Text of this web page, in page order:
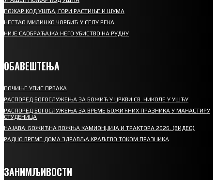
ПОЖАР КОД УШЋА, ГОРИ РАСТИЊЕ И ШУМА
НЕСТАО МИЛИНКО ЧОРБИЋ У СЕЛУ РЕКА
НИЈЕ САОБРАЋАЈКА НЕГО УБИСТВО НА РУДНУ
ОБАВЕШТЕЊА
ПОЧИЊЕ УПИС ПРВАКА
РАСПОРЕД БОГОСЛУЖЕЊА ЗА БОЖИЋ У ЦРКВИ СВ. НИКОЛЕ У УШЋУ
РАСПОРЕД БОГОСЛУЖЕЊА ЗА ВРЕМЕ БОЖИЋНИХ ПРАЗНИКА У МАНАСТИРУ
СТУДЕНИЦА
НАЈАВА: БОЖИЋНА ВОЖЊА КАМИОНЏИЈА И ТРАКТОРА 2026. (ВИДЕО)
РАДНО ВРЕМЕ ДОМА ЗДРАВЉА КРАЉЕВО ТОКОМ ПРАЗНИКА
ЗАНИМЉИВОСТИ